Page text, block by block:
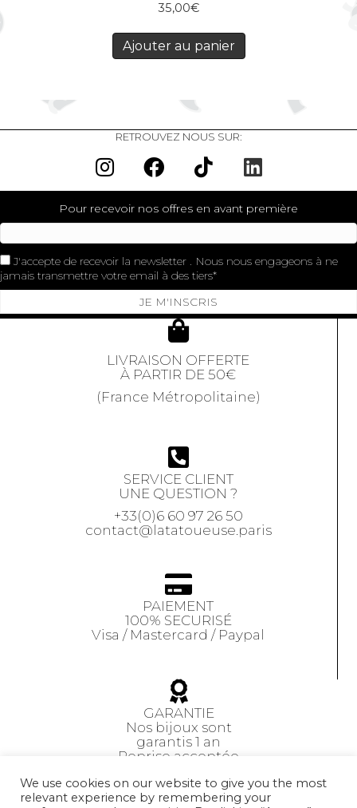
35,00€
Ajouter au panier
RETROUVEZ NOUS SUR:
Pour recevoir nos offres en avant première
J'accepte de recevoir la newsletter . Nous nous engageons à ne
jamais transmettre votre email à des tiers
JE M'INSCRIS
LIVRAISON OFFERTE
À PARTIR DE 50€
(France Métropolitaine)
SERVICE CLIENT
UNE QUESTION ?
+33(0)6 60 97 26 50
contact@latatoueuse.paris
PAIEMENT
100% SECURISÉ
Visa / Mastercard / Paypal
GARANTIE
Nos bijoux sont
garantis 1 an
Reprise acceptée
We use cookies on our website to give you the most
relevant experience by remembering your